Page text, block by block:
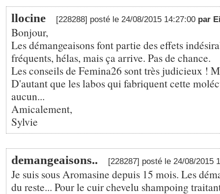
llocine [228288] posté le 24/08/2015 14:27:00 par
Bonjour,
Les démangeaisons font partie des effets
fréquents, hélas, mais ça arrive. Pas de chance.
Les conseils de Femina26 sont très judicieux !
D'autant que les labos qui fabriquent cette
aucun...
Amicalement,
Sylvie
demangeaisons.. [228287] posté le 24/08/2015
Je suis sous Aromasine depuis 15 mois. Les
du reste... Pour le cuir chevelu shampoing